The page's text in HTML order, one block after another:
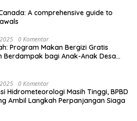
A comprehensive guide to
0 Komentar
Program Makan Bergizi Gratis
Berdampak bagi Anak-Anak Desa
0 Komentar
Hidrometeorologi Masih Tinggi, BPBD
Ambil Langkah Perpanjangan Siaga